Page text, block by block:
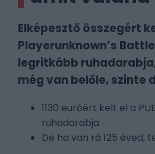
Elképesztő összegért
Playerunknown’s
legritkább
még van belőle, szinte
1130 euróért kelt el a
ruhadarabja
De ha van rá 125 éved,